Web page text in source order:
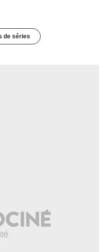
de séries